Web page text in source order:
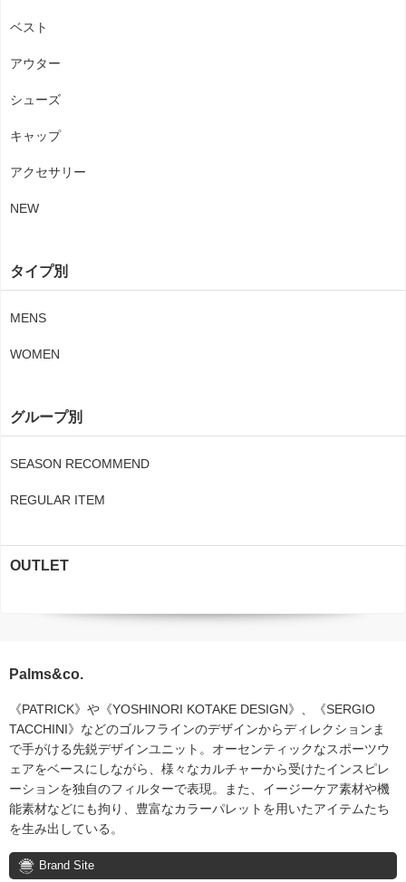
ベスト
アウター
シューズ
キャップ
アクセサリー
NEW
タイプ別
MENS
WOMEN
グループ別
SEASON RECOMMEND
REGULAR ITEM
OUTLET
Palms&co.
《PATRICK》や《YOSHINORI KOTAKE DESIGN》、《SERGIO
TACCHINI》などのゴルフラインのデザインからディレクションま
で手がける先鋭デザインユニット。オーセンティックなスポーツウ
ェアをベースにしながら、様々なカルチャーから受けたインスピレ
ーションを独自のフィルターで表現。また、イージーケア素材や機
能素材などにも拘り、豊富なカラーパレットを用いたアイテムたち
を生み出している。
Brand Site